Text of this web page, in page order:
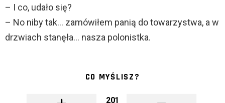
– I co, udało się?
– No niby tak… zamówiłem panią do towarzystwa, a w
drzwiach stanęła… nasza polonistka.
CO MYŚLISZ?
201